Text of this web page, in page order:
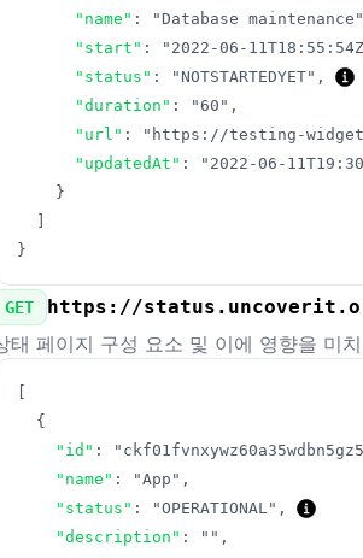
"name" : "Database maintenance"
"start" : "2022-06-
"status" : "NOTSTARTEDYET" ,
"duration" : "60" ,
"url" : "https://testing-
"updatedAt" :
"2022-06-
}
}
GET https://
태 페이지 구성 요소 및 이에 영향을 미
{
"id" :
"name" : "App" ,
"status" : "OPERATIONAL" ,
"description" : "" ,